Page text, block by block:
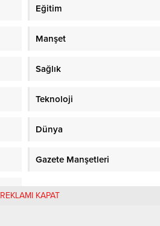
Eğitim
Manşet
Sağlık
Teknoloji
Dünya
Gazete Manşetleri
REKLAMI KAPAT